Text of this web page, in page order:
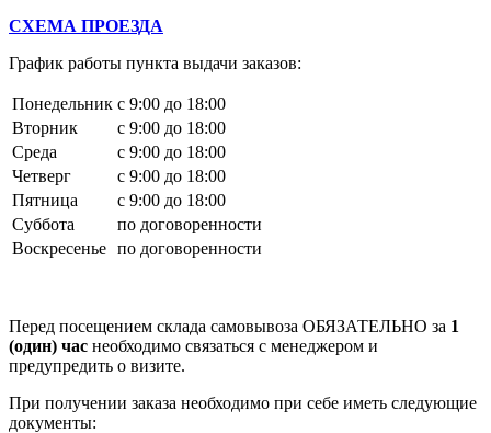
СХЕМА ПРОЕЗДА
График работы пункта выдачи заказов:
Понедельник с 9:00 до 18:00
Вторник
с 9:00 до 18:00
Среда
с 9:00 до 18:00
Четверг
с 9:00 до 18:00
Пятница
с 9:00 до 18:00
Суббота
по договоренности
Воскресенье по договоренности
Перед посещением склада самовывоза ОБЯЗАТЕЛЬНО за 1
(один) час необходимо связаться с менеджером и
предупредить о визите.
При получении заказа необходимо при себе иметь следующие
документы: